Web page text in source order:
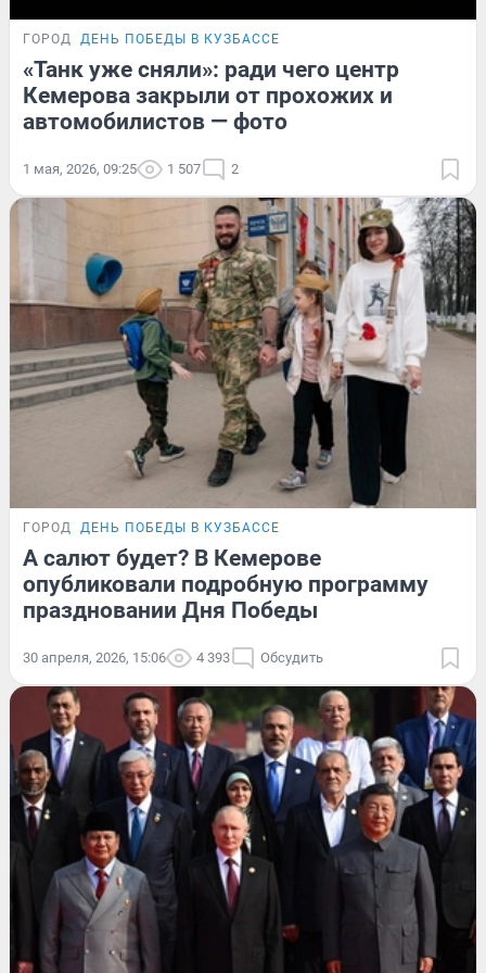
ГОРОД ДЕНЬ ПОБЕДЫ В КУЗБАССЕ
«Танк уже сняли»: ради чего центр
Кемерова закрыли от прохожих и
автомобилистов — фото
1 мая, 2026, 09:25 1 507 2
ГОРОД ДЕНЬ ПОБЕДЫ В КУЗБАССЕ
А салют будет? В Кемерове
опубликовали подробную программу
праздновании Дня Победы
30 апреля, 2026, 15:06 4 393 Обсудить